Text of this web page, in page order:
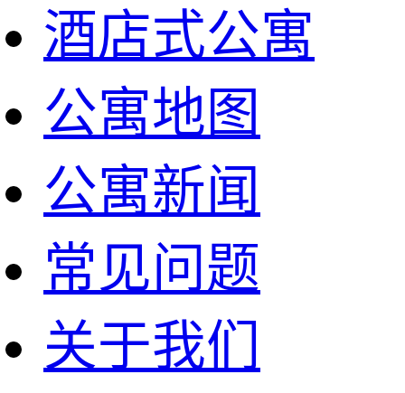
酒店式公寓
公寓地图
公寓新闻
常见问题
关于我们